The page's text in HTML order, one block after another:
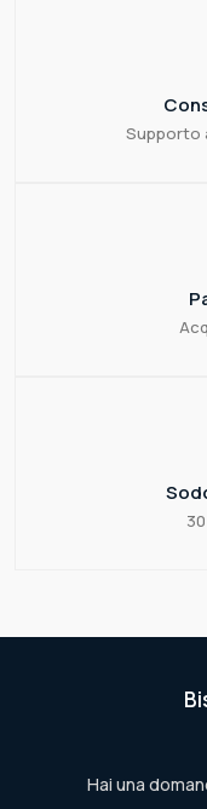
Supporto
Hai una